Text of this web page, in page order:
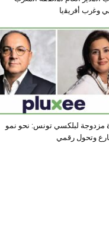
وﻏرب أﻓرﯾﻘﯾﺎ
مزدوجة لبلكسي تونس: نحو نمو
وتحول رقمي